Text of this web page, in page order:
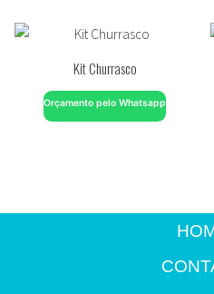
Kit Churrasco
Orçamento pelo Whatsapp